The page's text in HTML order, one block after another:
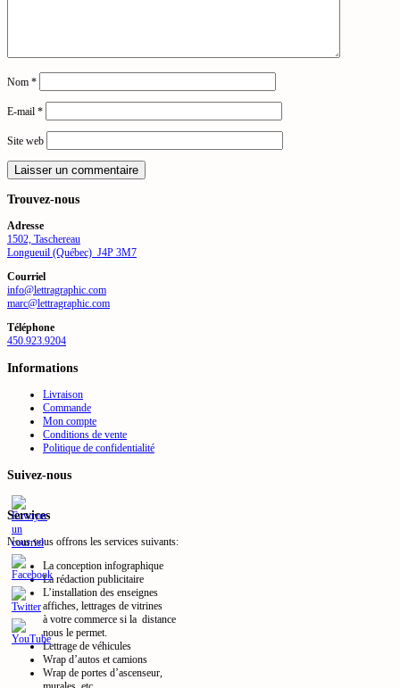
Nom *
E-mail *
Site web
Trouvez-nous
Adresse
1502, Taschereau
Longueuil (Québec) J4P 3M7
Courriel
info@lettragraphic.com
marc@lettragraphic.com
Téléphone
450.923.9204
Informations
Livraison
Commande
Mon compte
Conditions de vente
Politique de confidentialité
Suivez-nous
Services
Nous vous offrons les services suivants:
La conception infographique
La rédaction publicitaire
L’installation des enseignes
affiches, lettrages de vitrines
à votre commerce si la distance
nous le permet.
Lettrage de véhicules
Wrap d’autos et camions
Wrap de portes d’ascenseur,